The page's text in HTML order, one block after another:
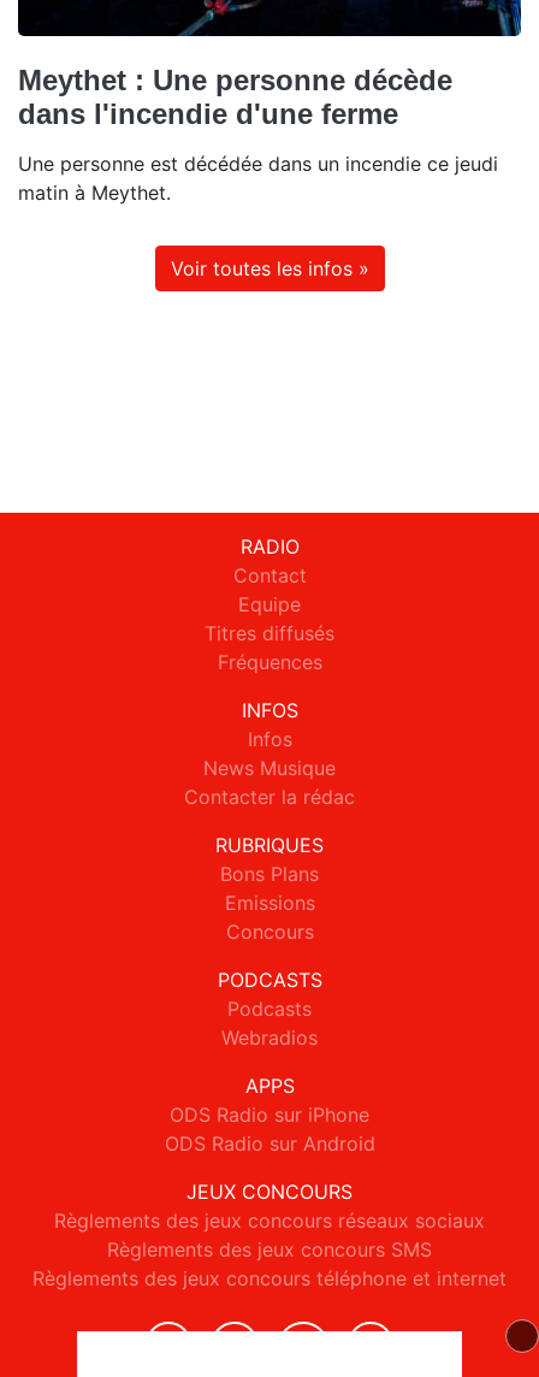
Meythet : Une personne décède
dans l'incendie d'une ferme
Une personne est décédée dans un incendie ce jeudi
matin à Meythet.
Voir toutes les infos »
RADIO
Contact
Equipe
Titres diffusés
Fréquences
INFOS
Infos
News Musique
Contacter la rédac
RUBRIQUES
Bons Plans
Emissions
Concours
PODCASTS
Podcasts
Webradios
APPS
ODS Radio sur iPhone
ODS Radio sur Android
JEUX CONCOURS
Règlements des jeux concours réseaux sociaux
Règlements des jeux concours SMS
Règlements des jeux concours téléphone et internet